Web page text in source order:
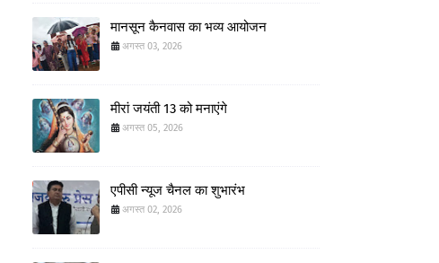
मानसून कैनवास का भव्य आयोजन
अगस्त 03, 2026
मीरां जयंती 13 को मनाएंगे
अगस्त 05, 2026
एपीसी न्यूज चैनल का शुभारंभ
अगस्त 02, 2026